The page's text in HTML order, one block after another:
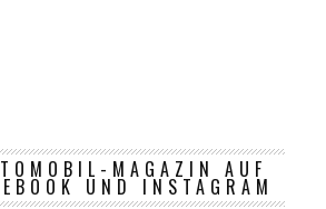
MAGAZIN AUF
UND INSTAGRAM